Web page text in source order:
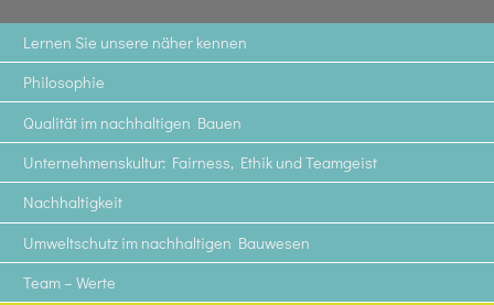
Lernen Sie unsere näher kennen
Philosophie
Qualität im nachhaltigen Bauen
Unternehmenskultur: Fairness, Ethik und Teamgeist
Nachhaltigkeit
Umweltschutz im nachhaltigen Bauwesen
Team – Werte